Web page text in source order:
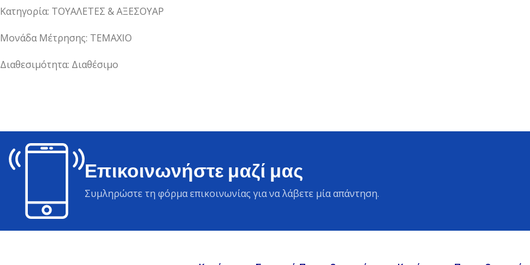
Κατηγορία: ΤΟΥΑΛΕΤΕΣ & ΑΞΕΣΟΥΑΡ
Μονάδα Μέτρησης: ΤΕΜΑΧΙΟ
Διαθεσιμότητα: Διαθέσιμο
Επικοινωνήστε μαζί μας
Συμληρώστε τη φόρμα επικοινωνίας για να λάβετε μία απάντηση.